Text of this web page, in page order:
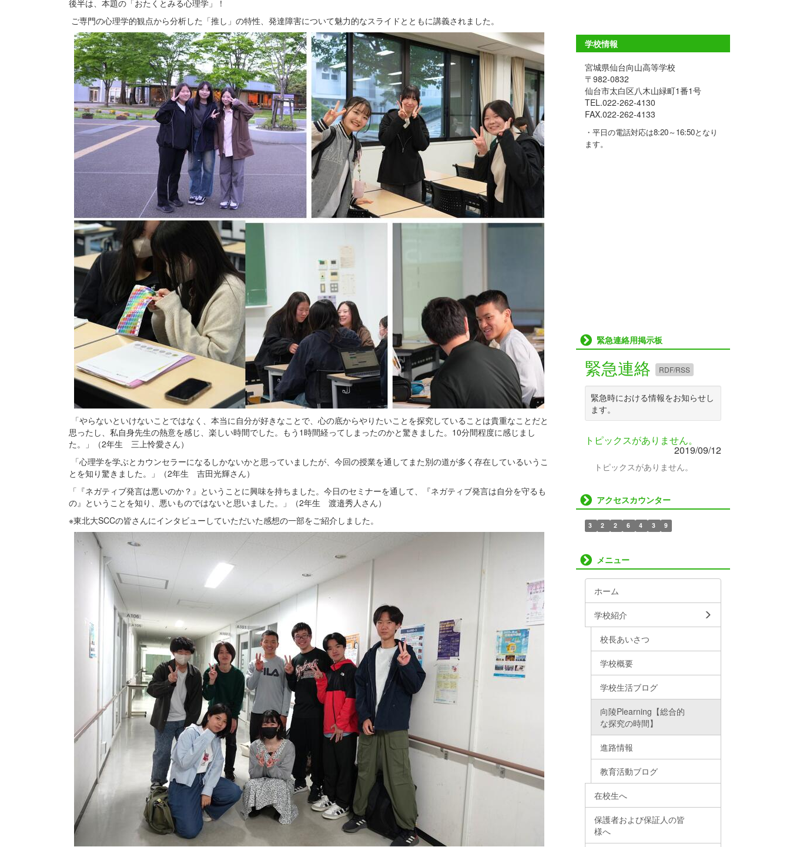
後半は、本題の「おたくとみる心理学」！
ご専門の心理学的観点から分析した「推し」の特性、発達障害について魅力的なスライドとともに講義されました。
「やらないといけないことではなく、本当に自分が好きなことで、心の底からやりたいことを探究していることは貴重なことだと
思ったし、私自身先生の熱意を感じ、楽しい時間でした。もう1時間経ってしまったのかと驚きました。10分間程度に感じまし
た。」（2年生 三上怜愛さん）
「心理学を学ぶとカウンセラーになるしかないかと思っていましたが、今回の授業を通してまた別の道が多く存在しているいうこ
とを知り驚きました。」（2年生 吉田光輝さん）
「『ネガティブ発言は悪いのか？』ということに興味を持ちました。今日のセミナーを通して、『ネガティブ発言は自分を守るも
の』ということを知り、悪いものではないと思いました。」（2年生 渡邉秀人さん）
※東北大SCCの皆さんにインタビューしていただいた感想の一部をご紹介しました。
学校情報
宮城県仙台向山高等学校
〒982-0832
仙台市太白区八木山緑町1番1号
TEL.022-262-4130
FAX.022-262-4133
・平日の電話対応は8:20～16:50となり
ます。
緊急連絡用掲示板
緊急連絡 RDF/RSS
緊急時における情報をお知らせし
ます。
トピックスがありません。
2019/09/12
トピックスがありません。
アクセスカウンター
3 2 2 6 4 3 9
メニュー
ホーム
学校紹介
校長あいさつ
学校概要
学校生活ブログ
向陵Plearning【総合的
な探究の時間】
進路情報
教育活動ブログ
在校生へ
保護者および保証人の皆
様へ